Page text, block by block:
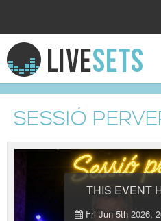
HOME
EXPLORE
DONATE
SESSIÓ
THIS EVENT
Fri Jun 5th 2026,